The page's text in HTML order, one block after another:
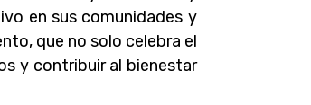
en sus comunidades y
que no solo celebra el
y contribuir al bienestar